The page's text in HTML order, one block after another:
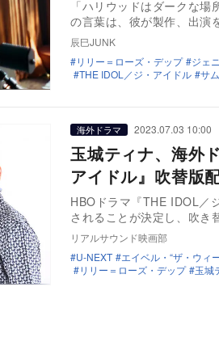
「ハリウッドはダークな
の言葉は、彼が製作、出
辰巳JUNK
リリー＝ローズ・デップ
ジェ
THE IDOL／ジ・アイドル
サ
海外ドラマ 2023.07.03 10:00
玉城ティナ、海外
アイドル』吹替版
HBOドラマ『THE IDOL／
されることが決定し、吹
リアルサウンド映画部
U-NEXT
エイベル・“ザ・ウィ
リリー＝ローズ・デップ
玉城